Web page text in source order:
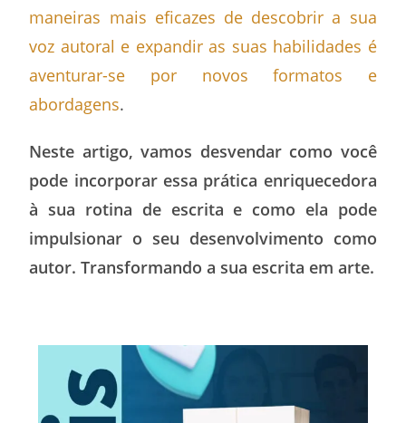
maneiras mais eficazes de descobrir a sua
voz autoral e expandir as suas habilidades é
aventurar-se por novos formatos e
abordagens.
Neste artigo, vamos desvendar como você
pode incorporar essa prática enriquecedora
à sua rotina de escrita e como ela pode
impulsionar o seu desenvolvimento como
autor. Transformando a sua escrita em arte.